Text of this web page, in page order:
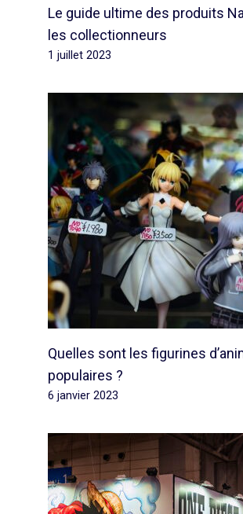
Le guide ultime des produits
les collectionneurs
1 juillet 2023
Quelles sont les figurines
populaires ?
6 janvier 2023